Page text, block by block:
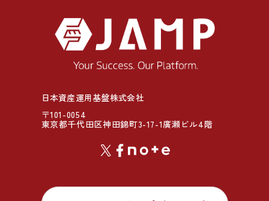
日本資産運用基盤株式会社
〒101-0054
東京都千代田区神田錦町3-17-1廣瀬ビル4階